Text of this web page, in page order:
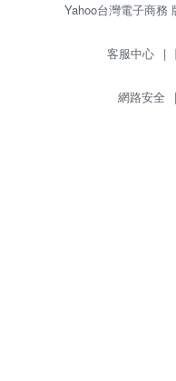
Yahoo台灣電子商務
客服中心 |
網路安全 |